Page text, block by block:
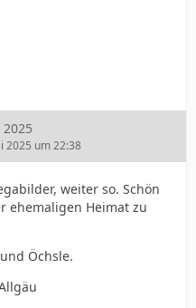
2025 um 22:38
weiter so. Schön
ehemaligen Heimat zu
und Öchsle.